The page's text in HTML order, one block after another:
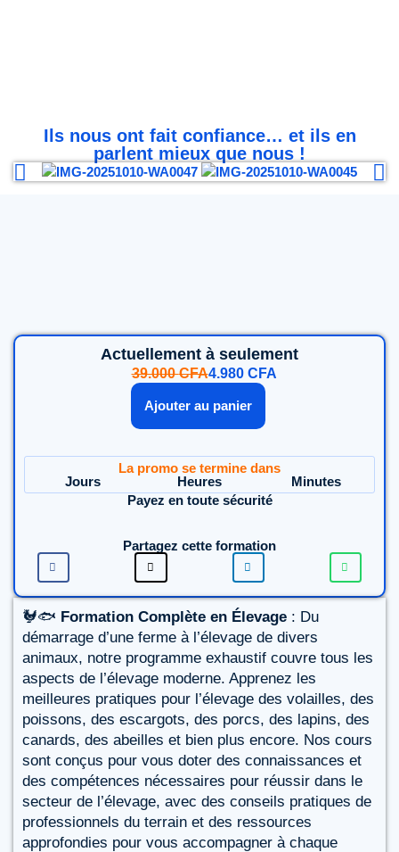
Ils nous ont fait confiance… et ils en
parlent mieux que nous !
Actuellement à seulement
39.000CFA4.980 CFA
Ajouter au panier
La promo se termine dans
Jours
Heures
Minutes
Payez en toute sécurité
Partagez cette formation
🐓🐟 Formation Complète en Élevage : Du
démarrage d’une ferme à l’élevage de divers
animaux, notre programme exhaustif couvre tous les
aspects de l’élevage moderne. Apprenez les
meilleures pratiques pour l’élevage des volailles, des
poissons, des escargots, des porcs, des lapins, des
canards, des abeilles et bien plus encore. Nos cours
sont conçus pour vous doter des connaissances et
des compétences nécessaires pour réussir dans le
secteur de l’élevage, avec des conseils pratiques de
professionnels du terrain et des ressources
approfondies pour vous accompagner à chaque